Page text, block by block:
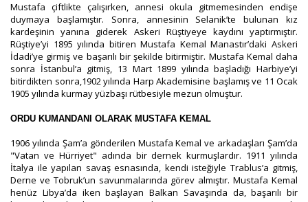
Mustafa çiftlikte çalışırken, annesi okula gitmemesinden endişe
duymaya başlamıştır. Sonra, annesinin Selanik’te bulunan kız
kardeşinin yanına giderek Askeri Rüştiyeye kaydını yaptırmıştır.
Rüştiye’yi 1895 yılında bitiren Mustafa Kemal Manastır’daki Askeri
İdadi’ye girmiş ve başarılı bir şekilde bitirmiştir. Mustafa Kemal daha
sonra İstanbul’a gitmiş, 13 Mart 1899 yılında başladığı Harbiye’yi
bitirdikten sonra,1902 yılında Harp Akademisine başlamış ve 11 Ocak
1905 yılında kurmay yüzbaşı rütbesiyle mezun olmuştur.
ORDU KUMANDANI OLARAK MUSTAFA KEMAL
1906 yılında Şam’a gönderilen Mustafa Kemal ve arkadaşları Şam’da
"Vatan ve Hürriyet" adında bir dernek kurmuşlardır. 1911 yılında
İtalya ile yapılan savaş esnasında, kendi isteğiyle Trablus’a gitmiş,
Derne ve Tobruk’un savunmalarında görev almıştır. Mustafa Kemal
henüz Libya’da iken başlayan Balkan Savaşında da, başarılı bir